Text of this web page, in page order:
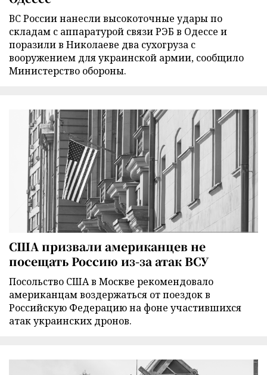
ВС России нанесли высокоточные удары по
складам с аппаратурой связи РЭБ в Одессе и
поразили в Николаеве два сухогруза с
вооружением для украинской армии, сообщило
Министерство обороны.
США призвали американцев не
посещать Россию из-за атак ВСУ
Посольство США в Москве рекомендовало
американцам воздержаться от поездок в
Российскую Федерацию на фоне участившихся
атак украинских дронов.